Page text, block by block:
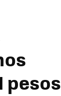
pesos